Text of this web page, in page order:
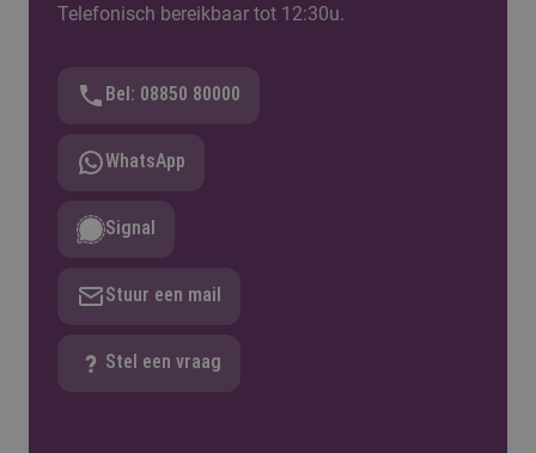
Telefonisch bereikbaar tot 12:30u.
Bel: 08850 80000
WhatsApp
Signal
Stuur een mail
Stel een vraag